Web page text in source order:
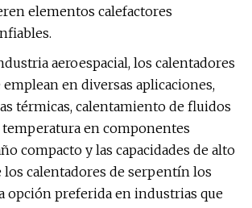
elementos calefactores
aeroespacial, los calentadores
en diversas aplicaciones,
térmicas, calentamiento de fluidos
en componentes
compacto y las capacidades de alto
calentadores de serpentín los
opción preferida en industrias que